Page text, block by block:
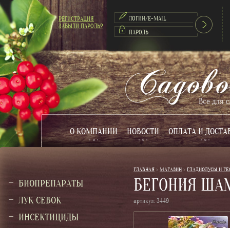
О КОМПАНИИ НОВОСТИ ОПЛАТА И
РЕГИСТРАЦИЯ
ЗАБЫЛИ ПАРОЛЬ?
БИОПРЕПАРАТЫ
ЛУК СЕВОК
ИНСЕКТИЦИДЫ
ГЛАВНАЯ > МАГАЗИН > ГЛАДИОЛУСЫ И
БЕГОНИЯ
артикул: 3449